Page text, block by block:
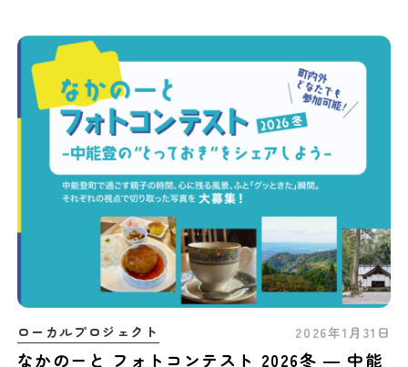
ローカルプロジェクト 2026年1月31日
なかのーと フォトコンテスト 2026冬 ― 中能